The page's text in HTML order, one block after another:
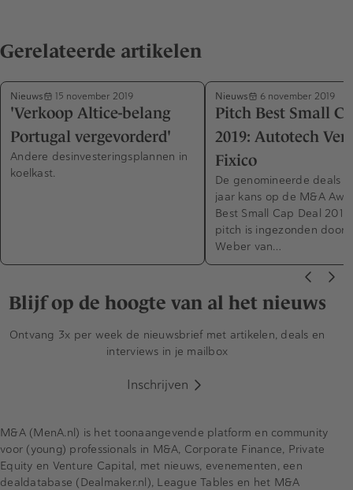
Gerelateerde artikelen
Nieuws 15 november 2019
'Verkoop Altice-belang
Portugal vergevorderd'
Andere desinvesteringsplannen in
koelkast.
Nieuws 6 november 2019
Pitch Best Small
2019: Autotech
Fixico
De genomineerde deals
jaar kans op de M&A
Best Small Cap Deal
pitch is ingezonden door
Weber van…
Blijf op de hoogte van al het nieuws
Ontvang 3x per week de nieuwsbrief met artikelen, deals en
interviews in je mailbox
Inschrijven
M&A (MenA.nl) is het toonaangevende platform en community
voor (young) professionals in M&A, Corporate Finance, Private
Equity en Venture Capital, met nieuws, evenementen, een
dealdatabase (Dealmaker.nl), League Tables en het M&A